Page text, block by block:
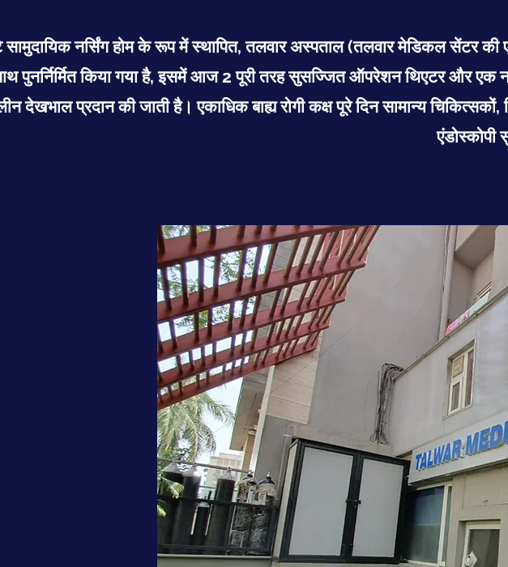
नर्सिंग होम के रूप में स्थापित, तलवार अस्पताल (तलवार मेडिकल सेंटर
पुनर्निर्मित किया गया है, इसमें आज 2 पूरी तरह सुसज्जित ऑपरेशन थिएटर और
देखभाल प्रदान की जाती है। एकाधिक बाह्य रोगी कक्ष पूरे दिन सामान्य
एंडोस्कोपी